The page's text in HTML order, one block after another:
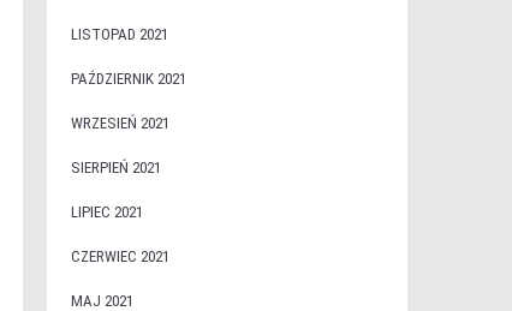
LISTOPAD 2021
PAŹDZIERNIK 2021
WRZESIEŃ 2021
SIERPIEŃ 2021
LIPIEC 2021
CZERWIEC 2021
MAJ 2021